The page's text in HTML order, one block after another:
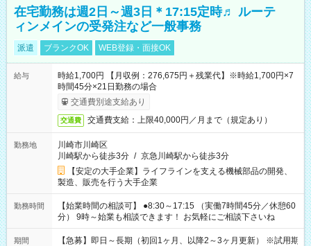
在宅勤務は週2日～週3日＊17:15定時♬ ルーテ
ィンメインの受発注など一般事務
派遣 ブランクOK WEB登録・面接OK
給与
時給1,700円 【月収例：276,675円＋残業代】※時給1,700円×7
時間45分×21日勤務の場合
交通費別途支給あり
交通費 交通費支給：上限40,000円／月まで（規定あり）
勤務地
川崎市川崎区
川崎駅から徒歩3分 / 京急川崎駅から徒歩3分
【安定の大手企業】ライフラインを支える機械部品の開発、
製造、販売を行う大手企業
勤務時間
【始業時間の相談可】 ●8:30～17:15 （実働7時間45分／休憩60
分） 9時～始業も相談できます！ お気軽にご相談下さいね
期間
【急募】即日～長期（初回1ヶ月、以降2～3ヶ月更新） ※試用期